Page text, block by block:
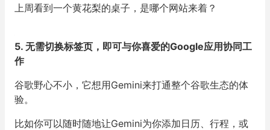
上周看到一个黄花梨的桌子，是哪个网站来着？
5. 无需切换标签页，即可与你喜爱的Google应用协同工
作
谷歌野心不小，它想用Gemini来打通整个谷歌生态的体
验。
比如你可以随时随地让Gemini为你添加日历、行程，或